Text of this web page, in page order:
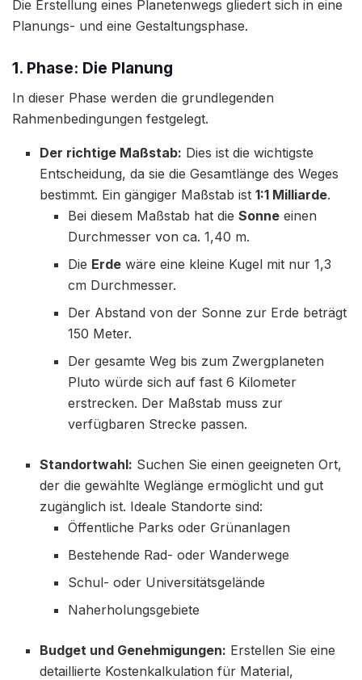
Die Erstellung eines Planetenwegs gliedert sich in eine
Planungs- und eine Gestaltungsphase.
1. Phase: Die Planung
In dieser Phase werden die grundlegenden
Rahmenbedingungen festgelegt.
Der richtige Maßstab: Dies ist die wichtigste
Entscheidung, da sie die Gesamtlänge des Weges
bestimmt. Ein gängiger Maßstab ist1:1 Milliarde.
Bei diesem Maßstab hat die Sonneeinen
Durchmesser von ca. 1,40 m.
Die Erdewäre eine kleine Kugel mit nur 1,3
cm Durchmesser.
Der Abstand von der Sonne zur Erde beträgt
150 Meter.
Der gesamte Weg bis zum Zwergplaneten
Pluto würde sich auf fast 6 Kilometer
erstrecken. Der Maßstab muss zur
verfügbaren Strecke passen.
Standortwahl: Suchen Sie einen geeigneten Ort,
der die gewählte Weglänge ermöglicht und gut
zugänglich ist. Ideale Standorte sind:
Öffentliche Parks oder Grünanlagen
Bestehende Rad- oder Wanderwege
Schul- oder Universitätsgelände
Naherholungsgebiete
Budget und Genehmigungen: Erstellen Sie eine
detaillierte Kostenkalkulation für Material,